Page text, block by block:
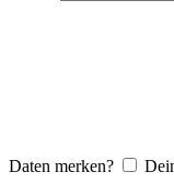
Daten merken?